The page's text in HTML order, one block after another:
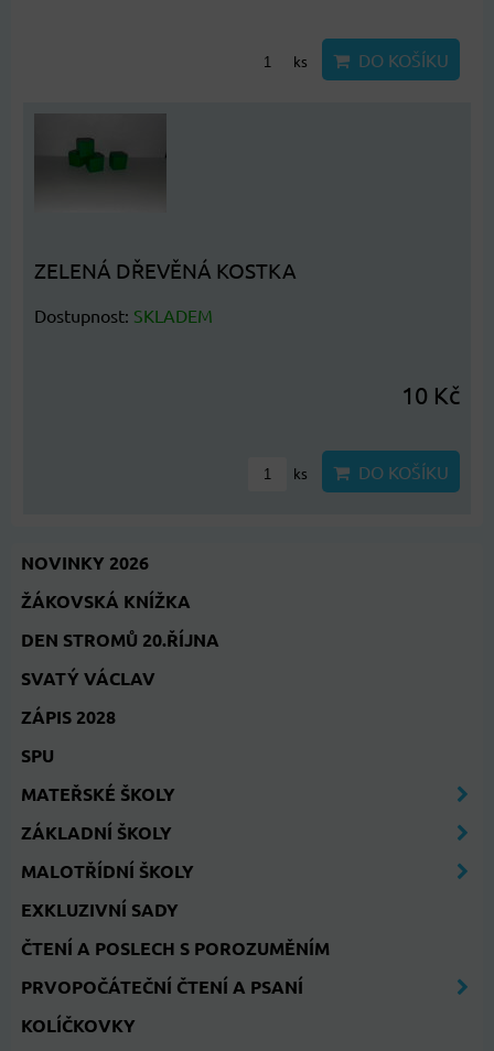
ks DO KOŠÍKU
ZELENÁ DŘEVĚNÁ KOSTKA
Dostupnost: SKLADEM
10 Kč
ks DO KOŠÍKU
NOVINKY 2026
ŽÁKOVSKÁ KNÍŽKA
DEN STROMŮ 20.ŘÍJNA
SVATÝ VÁCLAV
ZÁPIS 2028
SPU
MATEŘSKÉ ŠKOLY
ZÁKLADNÍ ŠKOLY
MALOTŘÍDNÍ ŠKOLY
EXKLUZIVNÍ SADY
ČTENÍ A POSLECH S POROZUMĚNÍM
PRVOPOČÁTEČNÍ ČTENÍ A PSANÍ
KOLÍČKOVKY